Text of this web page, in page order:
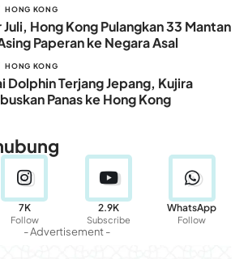
HONG KONG
Juli, Hong Kong Pulangkan 33 Mantan
Paperan ke Negara Asal
HONG KONG
Dolphin Terjang Jepang, Kujira
Panas ke Hong Kong
7K
Follow
2.9K
Subscribe
WhatsApp
Follow
- Advertisement -